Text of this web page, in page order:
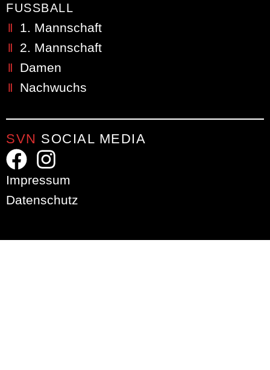
FUSSBALL
1. Mannschaft
2. Mannschaft
Damen
Nachwuchs
SVN SOCIAL MEDIA
Impressum
Datenschutz